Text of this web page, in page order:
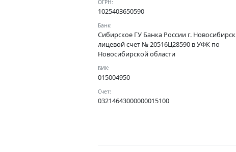
ОГРН:
1025403650590
Банк:
Сибирское ГУ Банка России г. Новосибирск
лицевой счет № 20516Ц28590 в УФК по
Новосибирской области
БИК:
015004950
Счет:
03214643000000015100